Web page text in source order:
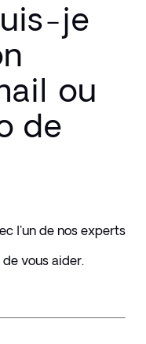
je
ou
de
l'un de nos experts
vous aider.